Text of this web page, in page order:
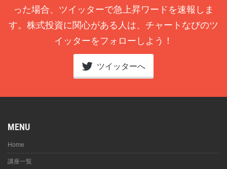
った場合、ツイッターで急上昇ワードを速報しま
す。株式投資に関心がある人は、チャートなびのツ
イッターをフォローしよう！
ツイッターへ
MENU
Home
講座一覧